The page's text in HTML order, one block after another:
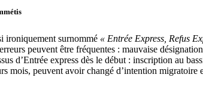
ironiquement surnommé « Entrée Express, Refus
peuvent être fréquentes : mauvaise
d’Entrée express dès le début : inscription au
mois, peuvent avoir changé d’intention migratoire